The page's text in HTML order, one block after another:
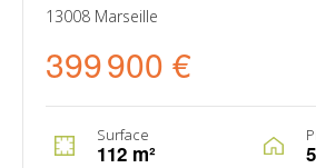
13008 Marseille
399 900 €
Surface
112 m² 5